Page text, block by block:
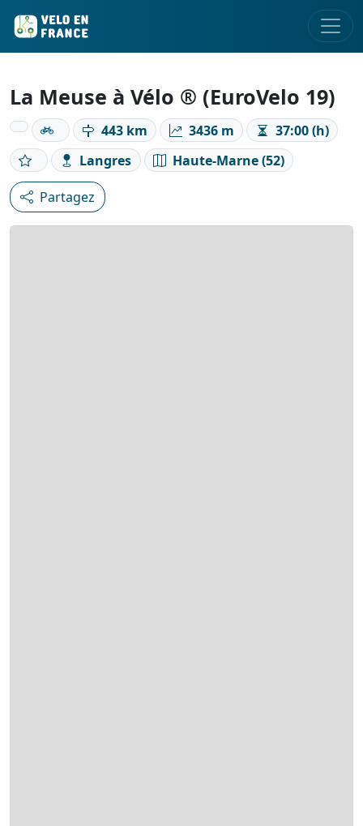
La Meuse à Vélo ® (EuroVelo 19)
443 km 3436 m
37:00 (h)
Langres
Haute-Marne (52)
Partagez